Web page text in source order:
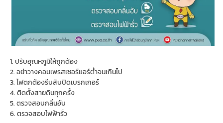
1. ปรับอุณหภูมิให้ถูกต้อง
2. อย่าวางคอมเพรสเซอร์แอร์ต่ำจนเกินไป
3. ไฟตกต้องรีบสับปิดเบรกเกอร์
4. ติดตั้งสายดินทุกครั้ง
5. ตรวจสอบกลิ่นอับ
6. ตรวจสอบไฟฟ้ารั่ว